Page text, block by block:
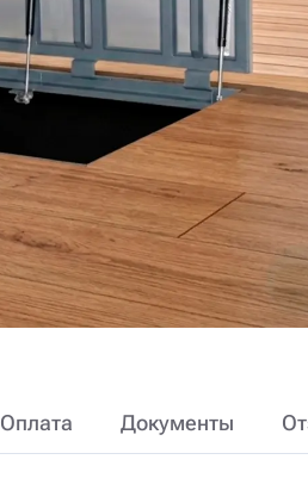
Оплата Документы